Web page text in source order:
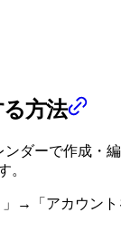
方法
ダーで作成
。
「アカウント